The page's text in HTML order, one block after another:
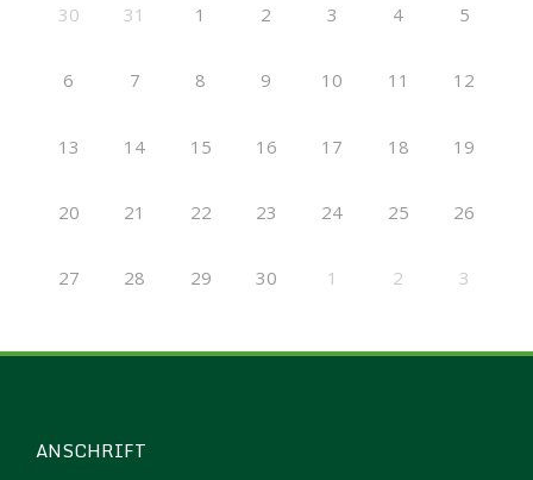
30 31 1 2 3 4 5
6 7 8 9 10 11 12
13 14 15 16 17 18 19
20 21 22 23 24 25 26
27 28 29 30 1 2 3
ANSCHRIFT